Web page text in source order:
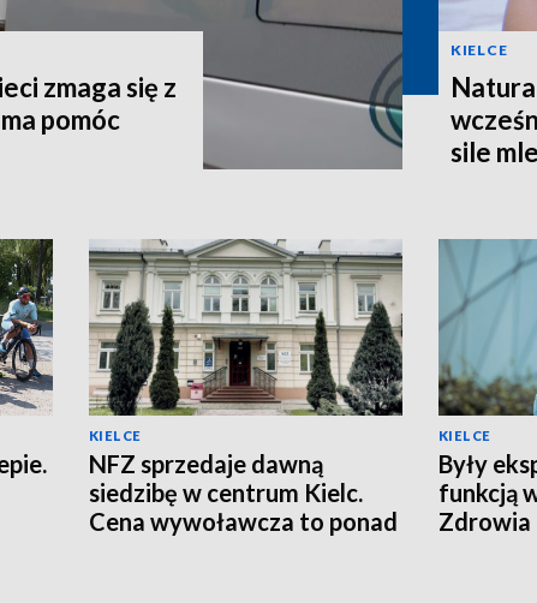
zmaga się z
pomóc
KIELCE
sile
KIELCE
NFZ sprzedaje dawną
siedzibę w centrum Kielc.
Cena wywoławcza to ponad
KIELCE
Były
funkcją
Zdrowia